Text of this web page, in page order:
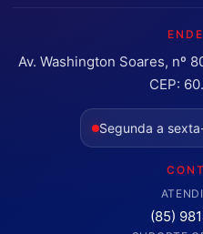
Av. Washington Soares, nº
CEP:
Segunda a
(85)